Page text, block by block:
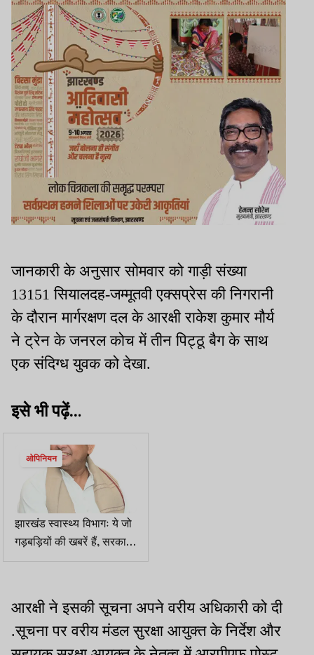
जानकारी के अनुसार सोमवार को गाड़ी संख्या
13151 सियालदह-जम्मूतवी एक्सप्रेस की निगरानी
के दौरान मार्गरक्षण दल के आरक्षी राकेश कुमार मौर्य
ने ट्रेन के जनरल कोच में तीन पिट्ठू बैग के साथ
एक संदिग्ध युवक को देखा.
इसे भी पढ़ें...
ओपिनियन
झारखंड स्वास्थ्य विभागः ये जो
गड़बड़ियों की खबरें हैं, सरकार
का सिरदर्द बनेगा
आरक्षी ने इसकी सूचना अपने वरीय अधिकारी को दी
.सूचना पर वरीय मंडल सुरक्षा आयुक्त के निर्देश और